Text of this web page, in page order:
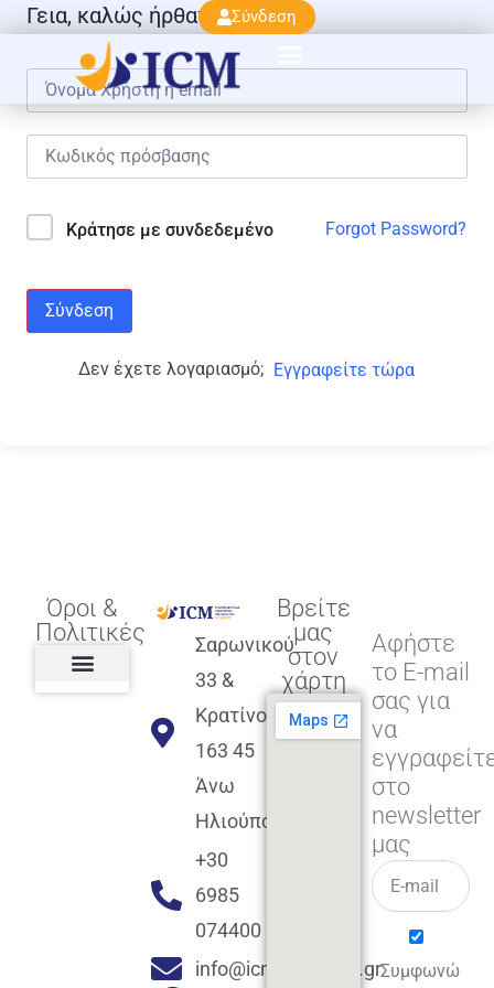
Σύνδεση
Γεια, καλώς ήρθατε πάλι!
Κράτησε με συνδεδεμένο Forgot Password?
Σύνδεση
Δεν έχετε λογαριασμό; Εγγραφείτε τώρα
Όροι &
Πολιτικές
Σαρωνικού
33 &
Κρατίνου
163 45
Άνω
Ηλιούπολη
+30
6985
074400
info@icmacademy.gr
Βρείτε
μας
στον
χάρτη
Αφήστε
το E-mail
σας για
να
στο
newsletter
μας
Συμφωνώ